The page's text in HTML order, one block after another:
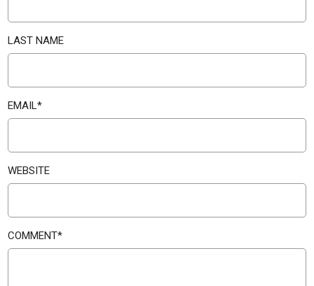
LAST NAME
EMAIL*
WEBSITE
COMMENT*